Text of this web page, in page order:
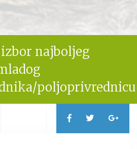
najboljeg
poljoprivrednicu